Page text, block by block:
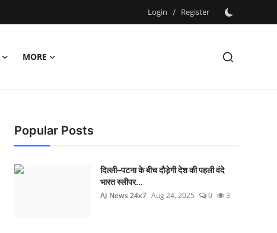
Login / Register
MORE
Popular Posts
दिल्ली–पटना के बीच दौड़ेगी देश की पहली वंदे
भारत स्लीपर...
AJ News 24x7 Aug 24, 2025 0 3